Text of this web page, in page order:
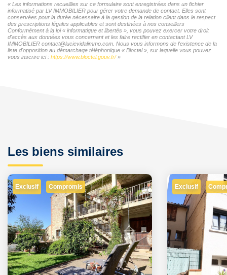
« Les informations recueillies sur ce formulaire sont enregistrées dans un fichier
informatisé par LV IMMOBILIER pour gérer votre demande de contact. Elles sont
conservées pour la durée nécessaire à la gestion de la relation client dans le respect
des prescriptions légales applicables et sont destinées à nos conseillers
Conformément à la loi « informatique et libertés », vous pouvez exercer votre droit
d'accès aux données vous concernant et les faire rectifier en contactant LV
IMMOBILIER contact@lucievidalimmo.com. Nous vous informons de l'existence de la
liste d'opposition au démarchage téléphonique « Bloctel », sur laquelle vous pouvez
vous inscrire ici : https://www.bloctel.gouv.fr/»
Les biens similaires
Exclusif Compromis Exclusif